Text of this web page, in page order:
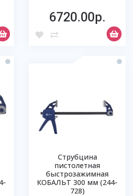
6720.00р.
Струбцина
пистолетная
быстрозажимная
КОБАЛЬТ 300 мм (244-
728)